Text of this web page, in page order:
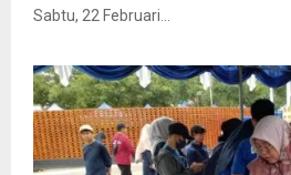
Sabtu, 22 Februari...